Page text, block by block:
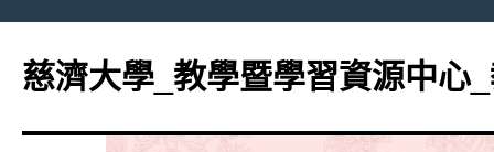
主
要
容
慈濟大學_教學暨學習資源中心